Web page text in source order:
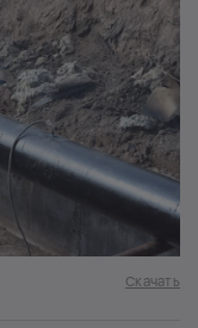
Скачать